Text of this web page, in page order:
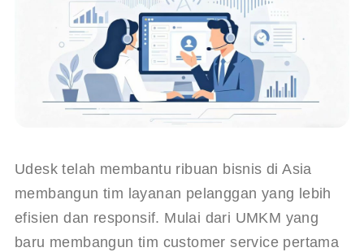
Udesk telah membantu ribuan bisnis di Asia
membangun tim layanan pelanggan yang lebih
efisien dan responsif. Mulai dari UMKM yang
baru membangun tim customer service pertama